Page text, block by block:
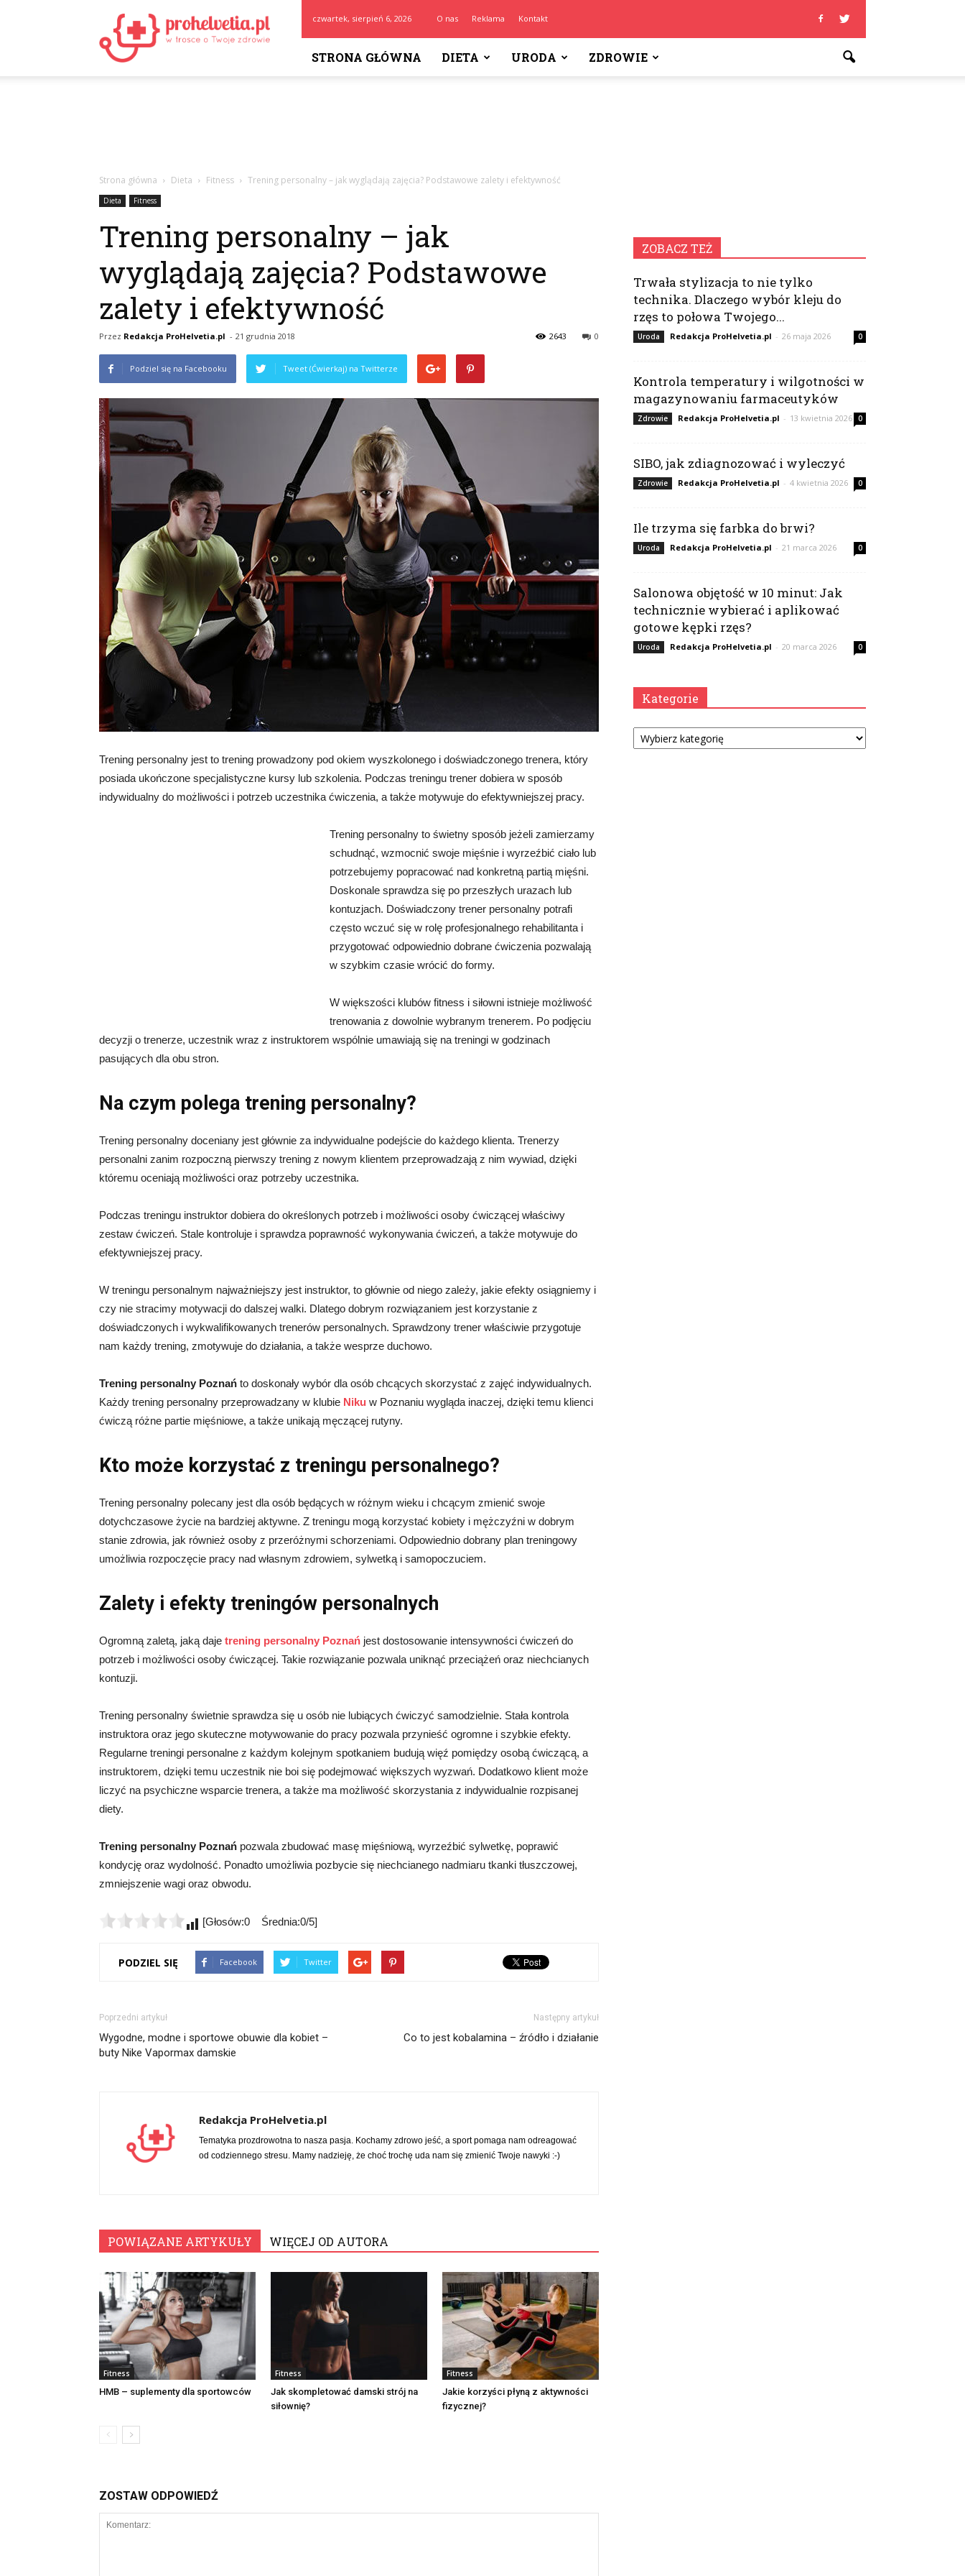
czwartek, sierpień 6, 2026 O nas Reklama Kontakt
STRONA GŁÓWNA DIETA URODA ZDROWIE
Strona główna Dieta Fitness Trening personalny – jak wyglądają zajęcia? Podstawowe zalety i efektywność
Dieta Fitness
Trening personalny – jak
wyglądają zajęcia? Podstawowe
zalety i efektywność
Przez Redakcja ProHelvetia.pl - 21 grudnia 2018 0
2643
Podziel się na Facebooku Tweet (Ćwierkaj) na Twitterze
Trening personalny jest to trening prowadzony pod okiem wyszkolonego i doświadczonego trenera, który
posiada ukończone specjalistyczne kursy lub szkolenia. Podczas treningu trener dobiera w sposób
indywidualny do możliwości i potrzeb uczestnika ćwiczenia, a także motywuje do efektywniejszej pracy.
Trening personalny to świetny sposób jeżeli zamierzamy
schudnąć, wzmocnić swoje mięśnie i wyrzeźbić ciało lub
potrzebujemy popracować nad konkretną partią mięśni.
Doskonale sprawdza się po przeszłych urazach lub
kontuzjach. Doświadczony trener personalny potrafi
często wczuć się w rolę profesjonalnego rehabilitanta i
przygotować odpowiednio dobrane ćwiczenia pozwalają
w szybkim czasie wrócić do formy.
W większości klubów fitness i siłowni istnieje możliwość
trenowania z dowolnie wybranym trenerem. Po podjęciu
decyzji o trenerze, uczestnik wraz z instruktorem wspólnie umawiają się na treningi w godzinach
pasujących dla obu stron.
Na czym polega trening personalny?
Trening personalny doceniany jest głównie za indywidualne podejście do każdego klienta. Trenerzy
personalni zanim rozpoczną pierwszy trening z nowym klientem przeprowadzają z nim wywiad, dzięki
któremu oceniają możliwości oraz potrzeby uczestnika.
Podczas treningu instruktor dobiera do określonych potrzeb i możliwości osoby ćwiczącej właściwy
zestaw ćwiczeń. Stale kontroluje i sprawdza poprawność wykonywania ćwiczeń, a także motywuje do
efektywniejszej pracy.
W treningu personalnym najważniejszy jest instruktor, to głównie od niego zależy, jakie efekty osiągniemy i
czy nie stracimy motywacji do dalszej walki. Dlatego dobrym rozwiązaniem jest korzystanie z
doświadczonych i wykwalifikowanych trenerów personalnych. Sprawdzony trener właściwie przygotuje
nam każdy trening, zmotywuje do działania, a także wesprze duchowo.
Trening personalny Poznań to doskonały wybór dla osób chcących skorzystać z zajęć indywidualnych.
Każdy trening personalny przeprowadzany w klubie Niku w Poznaniu wygląda inaczej, dzięki temu klienci
ćwiczą różne partie mięśniowe, a także unikają męczącej rutyny.
Kto może korzystać z treningu personalnego?
Trening personalny polecany jest dla osób będących w różnym wieku i chcącym zmienić swoje
dotychczasowe życie na bardziej aktywne. Z treningu mogą korzystać kobiety i mężczyźni w dobrym
stanie zdrowia, jak również osoby z przeróżnymi schorzeniami. Odpowiednio dobrany plan treningowy
umożliwia rozpoczęcie pracy nad własnym zdrowiem, sylwetką i samopoczuciem.
Zalety i efekty treningów personalnych
Ogromną zaletą, jaką daje trening personalny Poznań jest dostosowanie intensywności ćwiczeń do
potrzeb i możliwości osoby ćwiczącej. Takie rozwiązanie pozwala uniknąć przeciążeń oraz niechcianych
kontuzji.
Trening personalny świetnie sprawdza się u osób nie lubiących ćwiczyć samodzielnie. Stała kontrola
instruktora oraz jego skuteczne motywowanie do pracy pozwala przynieść ogromne i szybkie efekty.
Regularne treningi personalne z każdym kolejnym spotkaniem budują więź pomiędzy osobą ćwiczącą, a
instruktorem, dzięki temu uczestnik nie boi się podejmować większych wyzwań. Dodatkowo klient może
liczyć na psychiczne wsparcie trenera, a także ma możliwość skorzystania z indywidualnie rozpisanej
diety.
Trening personalny Poznań pozwala zbudować masę mięśniową, wyrzeźbić sylwetkę, poprawić
kondycję oraz wydolność. Ponadto umożliwia pozbycie się niechcianego nadmiaru tkanki tłuszczowej,
zmniejszenie wagi oraz obwodu.
[Głosów:0 Średnia:0/5]
PODZIEL SIĘ Facebook Twitter
Poprzedni artykuł
Wygodne, modne i sportowe obuwie dla kobiet –
buty Nike Vapormax damskie
Następny artykuł
Co to jest kobalamina – źródło i działanie
Redakcja ProHelvetia.pl
Tematyka prozdrowotna to nasza pasja. Kochamy zdrowo jeść, a sport pomaga nam odreagować
od codziennego stresu. Mamy nadzieję, że choć trochę uda nam się zmienić Twoje nawyki :-)
POWIĄZANE ARTYKUŁY WIĘCEJ OD AUTORA
Fitness
HMB – suplementy dla sportowców
Fitness
Jak skompletować damski strój na
siłownię?
Fitness
Jakie korzyści płyną z aktywności
fizycznej?
ZOSTAW ODPOWIEDŹ
ZOBACZ TEŻ
Trwała stylizacja to nie tylko
technika. Dlaczego wybór kleju do
rzęs to połowa Twojego...
Uroda Redakcja ProHelvetia.pl - 26 maja 2026 0
Kontrola temperatury i wilgotności w
magazynowaniu farmaceutyków
Zdrowie Redakcja ProHelvetia.pl - 13 kwietnia 2026 0
SIBO, jak zdiagnozować i wyleczyć
Zdrowie Redakcja ProHelvetia.pl - 4 kwietnia 2026 0
Ile trzyma się farbka do brwi?
Uroda Redakcja ProHelvetia.pl - 21 marca 2026 0
Salonowa objętość w 10 minut: Jak
technicznie wybierać i aplikować
gotowe kępki rzęs?
Uroda Redakcja ProHelvetia.pl - 20 marca 2026 0
Kategorie
Kategorie